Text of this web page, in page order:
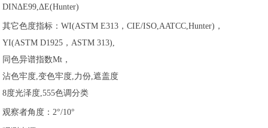
DINΔE99,ΔE(Hunter)
其它色度指标：WI(ASTM E313，CIE/ISO,AATCC,Hunter)，
YI(ASTM D1925，ASTM 313),
同色异谱指数Mt，
沾色牢度,变色牢度,力份,遮盖度
8度光泽度,555色调分类
观察者角度：2°/10°